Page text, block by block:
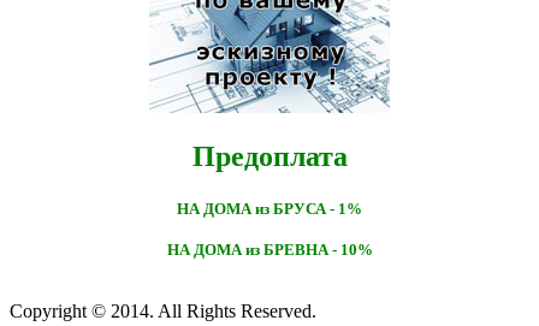
Предоплата
НА ДОМА из БРУСА - 1%
НА ДОМА из БРЕВНА - 10%
Copyright © 2014. All Rights Reserved.